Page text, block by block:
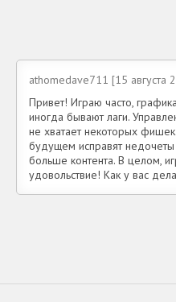
athomedave711 [15 августа
Привет! Играю часто,
иногда бывают лаги.
не хватает некоторых
будущем исправят
больше контента. В целом,
удовольствие! Как у вас